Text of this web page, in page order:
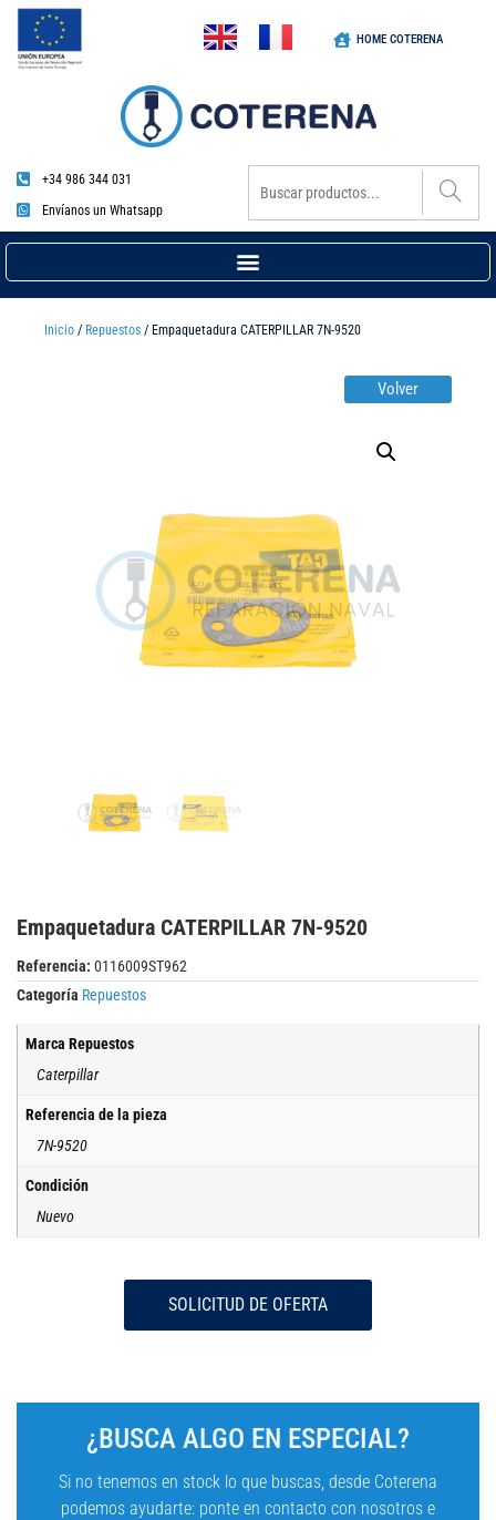
HOME COTERENA
+34 986 344 031
Envíanos un Whatsapp
Inicio / Repuestos / Empaquetadura CATERPILLAR 7N-9520
Volver
Empaquetadura CATERPILLAR 7N-9520
Referencia: 0116009ST962
Categoría Repuestos
Marca Repuestos
Caterpillar
Referencia de la pieza
7N-9520
Condición
Nuevo
SOLICITUD DE OFERTA
¿BUSCA ALGO EN ESPECIAL?
Si no tenemos en stock lo que buscas, desde Coterena
podemos ayudarte: ponte en contacto con nosotros e